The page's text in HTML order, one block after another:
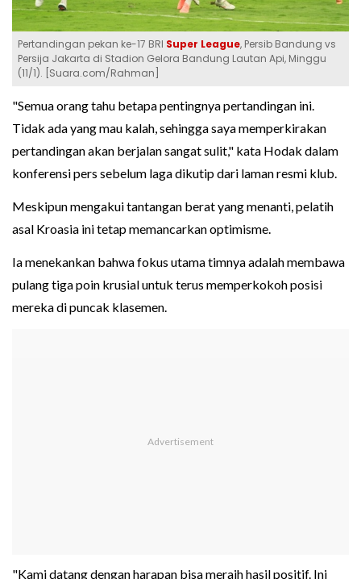
Pertandingan pekan ke-17 BRI Super League, Persib Bandung vs
Persija Jakarta di Stadion Gelora Bandung Lautan Api, Minggu
(11/1). [Suara.com/Rahman]
"Semua orang tahu betapa pentingnya pertandingan ini.
Tidak ada yang mau kalah, sehingga saya memperkirakan
pertandingan akan berjalan sangat sulit," kata Hodak dalam
konferensi pers sebelum laga dikutip dari laman resmi klub.
Meskipun mengakui tantangan berat yang menanti, pelatih
asal Kroasia ini tetap memancarkan optimisme.
Ia menekankan bahwa fokus utama timnya adalah membawa
pulang tiga poin krusial untuk terus memperkokoh posisi
mereka di puncak klasemen.
"Kami datang dengan harapan bisa meraih hasil positif. Ini